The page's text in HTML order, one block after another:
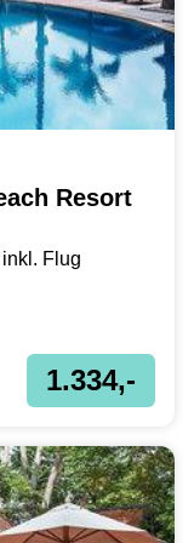
Resort
Flug
1.334,-